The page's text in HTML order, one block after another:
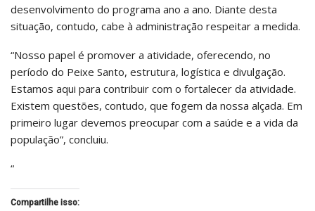
desenvolvimento do programa ano a ano. Diante desta
situação, contudo, cabe à administração respeitar a medida.
“Nosso papel é promover a atividade, oferecendo, no
período do Peixe Santo, estrutura, logística e divulgação.
Estamos aqui para contribuir com o fortalecer da atividade.
Existem questões, contudo, que fogem da nossa alçada. Em
primeiro lugar devemos preocupar com a saúde e a vida da
população”, concluiu.
“
Compartilhe isso: